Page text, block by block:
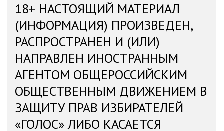
18+ НАСТОЯЩИЙ МАТЕРИАЛ
(ИНФОРМАЦИЯ) ПРОИЗВЕДЕН,
РАСПРОСТРАНЕН И (ИЛИ)
НАПРАВЛЕН ИНОСТРАННЫМ
АГЕНТОМ ОБЩЕРОССИЙСКИМ
ОБЩЕСТВЕННЫМ ДВИЖЕНИЕМ В
ЗАЩИТУ ПРАВ ИЗБИРАТЕЛЕЙ
«ГОЛОС» ЛИБО КАСАЕТСЯ